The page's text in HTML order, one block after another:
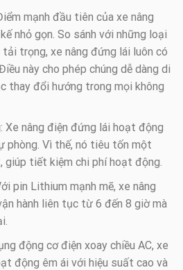
mạnh đầu tiên của xe nâng
nhỏ gọn. So sánh với những loại
tải trọng, xe nâng đứng lái luôn có
này cho phép chúng dễ dàng di
thay đổi hướng trong mọi không
Xe nâng điện đứng lái hoạt động
phòng. Vì thế, nó tiêu tốn một
giúp tiết kiệm chi phí hoạt động.
pin Lithium mạnh mẽ, xe nâng
hành liên tục từ 6 đến 8 giờ mà
động cơ điện xoay chiều AC, xe
động êm ái với hiệu suất cao và